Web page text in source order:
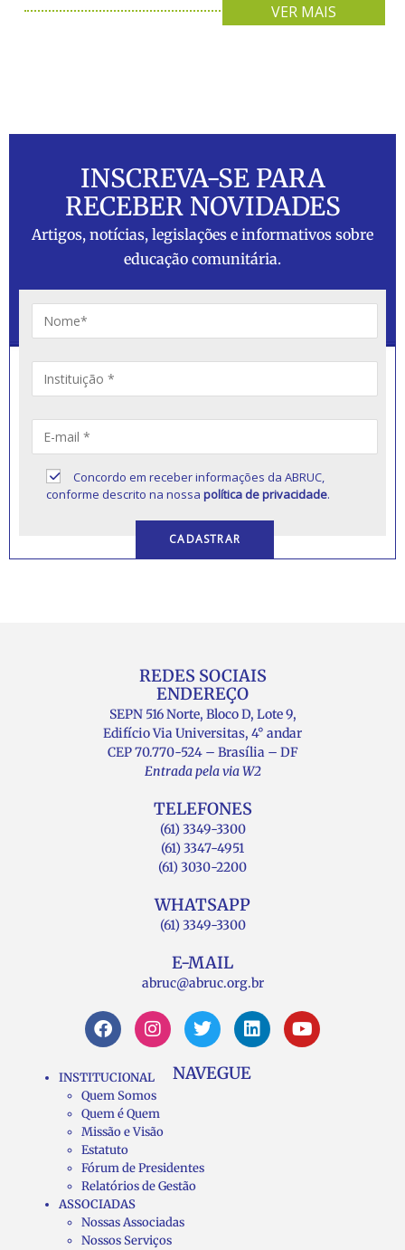
VER MAIS
INSCREVA-SE PARA
RECEBER NOVIDADES
Artigos, notícias, legislações e informativos sobre
educação comunitária.
Concordo em receber informações da ABRUC,
conforme descrito na nossapolítica de privacidade.
REDES SOCIAIS
ENDEREÇO
SEPN 516 Norte, Bloco D, Lote 9,
Edifício Via Universitas, 4° andar
CEP 70.770-524 – Brasília – DF
Entrada pela via W2
TELEFONES
(61) 3349-3300
(61) 3347-4951
(61) 3030-2200
WHATSAPP
(61) 3349-3300
E-MAIL
abruc@abruc.org.br
NAVEGUE
INSTITUCIONAL
Quem Somos
Quem é Quem
Missão e Visão
Estatuto
Fórum de Presidentes
Relatórios de Gestão
ASSOCIADAS
Nossas Associadas
Nossos Serviços